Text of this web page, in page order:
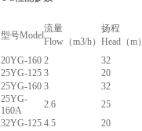
型号Model
流量
Flow（m3/h）
扬程
Head（m）
20YG-160 2 32
25YG-125 3 20
25YG-160 3 32
25YG-
160A
2.6 25
32YG-125 4.5 20